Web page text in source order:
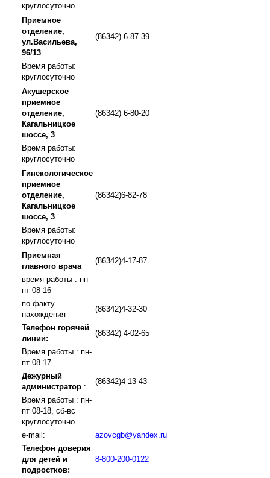
круглосуточно
Приемное
отделение,
ул.Васильева,
96/13
(86342) 6-87-39
Время работы:
круглосуточно
Акушерское
приемное
отделение,
Кагальницкое
шоссе, 3
(86342) 6-80-20
Время работы:
круглосуточно
Гинекологическое
приемное
отделение,
Кагальницкое
шоссе, 3
(86342)6-82-78
Время работы:
круглосуточно
Приемная
главного врача
(86342)4-17-87
время работы : пн-
пт 08-16
по факту
нахождения
(86342)4-32-30
Телефон горячей
линии:
(86342) 4-02-65
Время работы : пн-
пт 08-17
Дежурный
администратор :
(86342)4-13-43
Время работы : пн-
пт 08-18, сб-вс
круглосуточно
e-mail:
azovcgb@yandex.ru
Телефон доверия
для детей и
подростков:
8-800-200-0122